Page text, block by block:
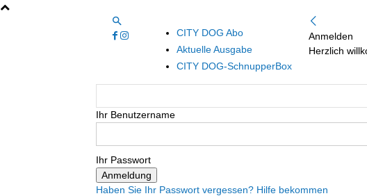
CITY DOG Abo
Aktuelle Ausgabe
CITY DOG-SchnupperBox
Anmelden
Herzlich
Ihr Benutzername
Ihr Passwort
Haben Sie Ihr Passwort vergessen? Hilfe bekommen